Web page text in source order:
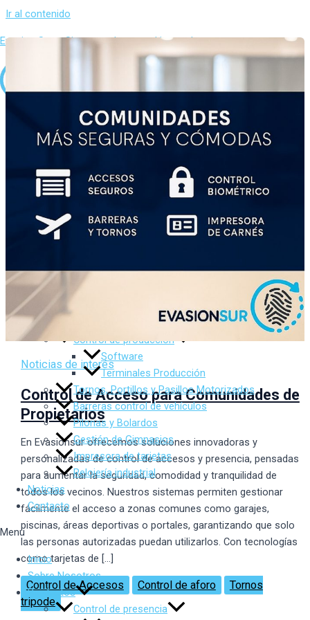
Ir al contenido
Evasion Sur – Sistemas de control integral
Sobre Nosotros
Control de presencia
Software
Control de Temperatura Corporal
Control de accesos
Terminal Accesos
Control de Errantes
Control de producción
Software
Terminales Producción
Tornos, Portillos y Pasillos Motorizados
Barreras control de vehículos
Pilonas y Bolardos
Gestión de Gimnasios
Impresora de tarjetas
Relojería industrial
Noticias
Contacto
Menu
Inicio
Sobre Nosotros
Productos
Control de presencia
Noticias de interés
Control de Acceso para Comunidades de
Propietarios
En Evasionsur ofrecemos soluciones innovadoras y
personalizadas de control de accesos y presencia, pensadas
para aumentar la seguridad, comodidad y tranquilidad de
todos los vecinos. Nuestros sistemas permiten gestionar
fácilmente el acceso a zonas comunes como garajes,
piscinas, áreas deportivas o portales, garantizando que solo
las personas autorizadas puedan utilizarlos. Con tecnologías
como tarjetas de […]
Control de Accesos Control de aforo
Tornos
tripode